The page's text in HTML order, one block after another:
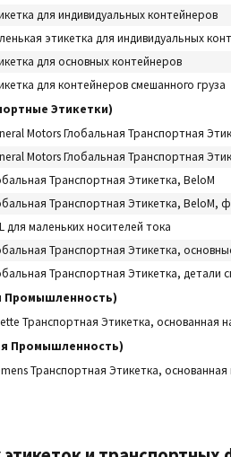
для индивидуальных контейнеров
этикетка для индивидуальных
для основных контейнеров
для контейнеров смешанного груза
Этикетки)
Motors Глобальная Транспортная
Motors Глобальная Транспортная
Транспортная Этикетка, BeloM
Транспортная Этикетка, BeloM,
для маленьких носителей тока
Транспортная Этикетка,
Транспортная Этикетка, детали
Промышленность)
Транспортная Этикетка, основанная
Промышленность)
Транспортная Этикетка, основанная